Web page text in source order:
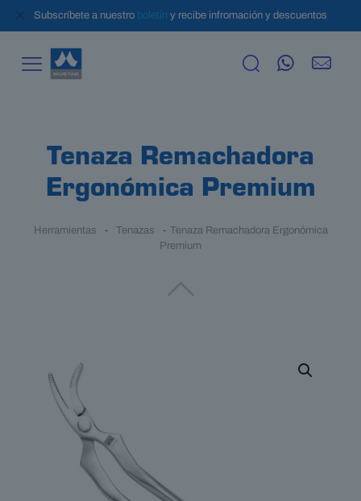
Subscríbete a nuestro boletín y recibe infromación y descuentos
Tenaza Remachadora
Ergonómica Premium
Herramientas - Tenazas - Tenaza Remachadora Ergonómica
Premium